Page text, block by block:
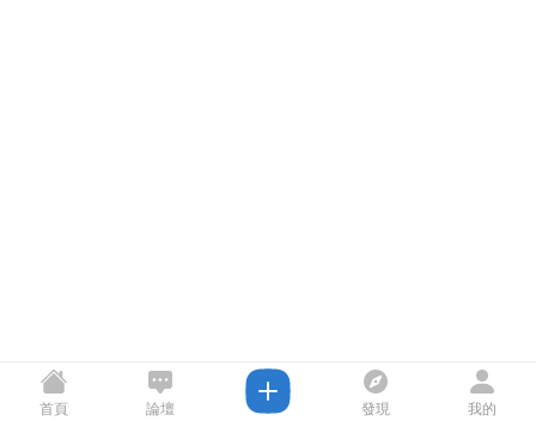
首頁 論壇 發現 我的